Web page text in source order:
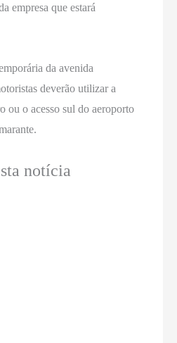
empresa que estará
da avenida
deverão utilizar a
ou o acesso sul do aeroporto
notícia